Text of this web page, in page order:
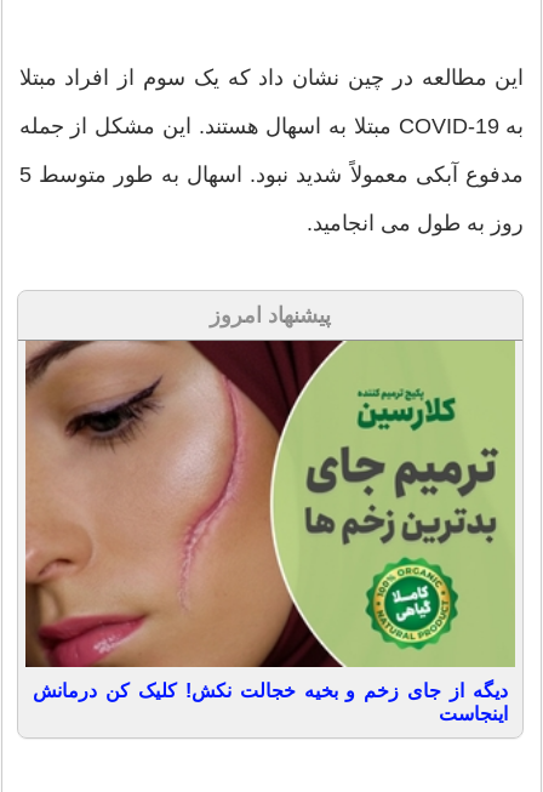
این مطالعه در چین نشان داد که یک سوم از افراد مبتلا
به COVID-19 مبتلا به اسهال هستند. این مشکل از جمله
مدفوع آبکی معمولاً شدید نبود. اسهال به طور متوسط ​​5
روز به طول می انجامید.
پیشنهاد امروز
دیگه از جای زخم و بخیه خجالت نکش! کلیک کن درمانش
اینجاست